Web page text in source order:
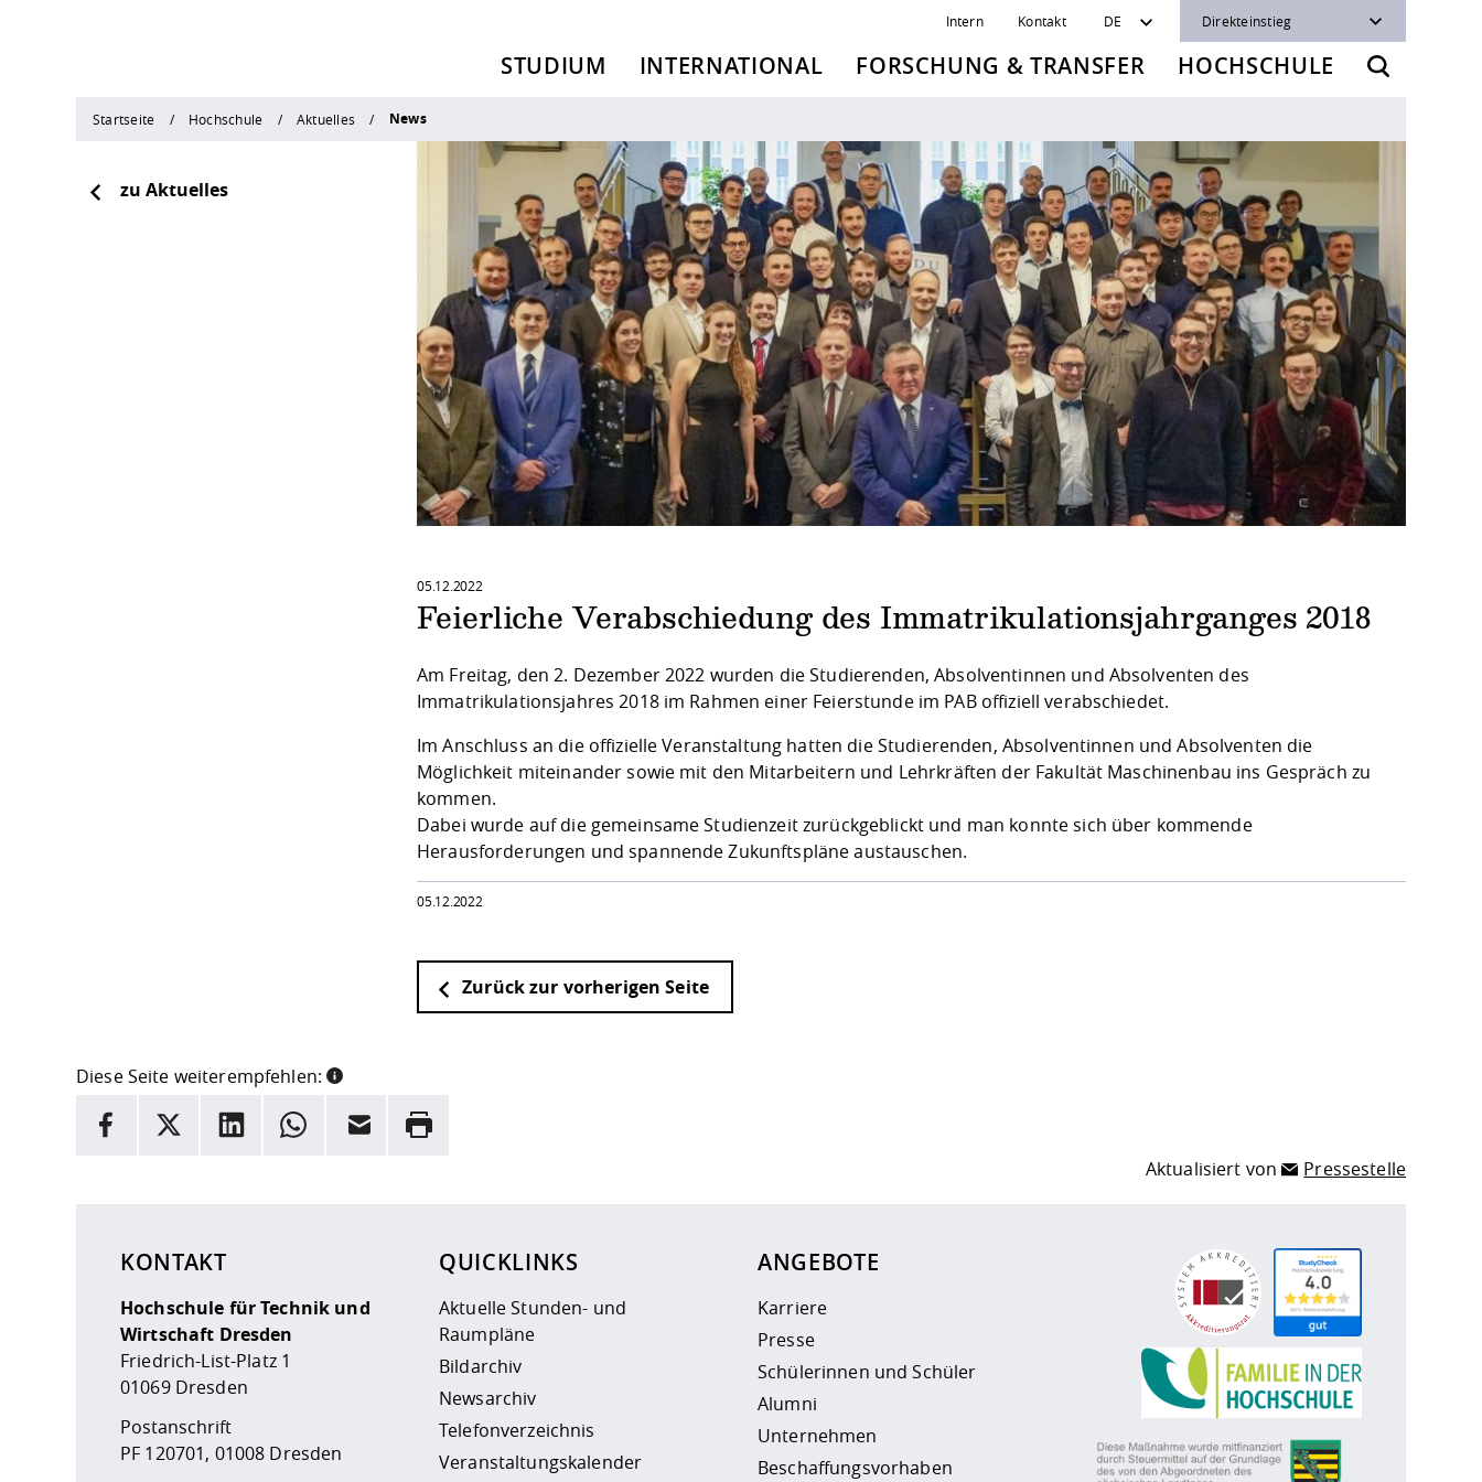
Intern Kontakt DE Direkteinstieg
STUDIUM INTERNATIONAL FORSCHUNG & TRANSFER HOCHSCHULE
Startseite Hochschule Aktuelles News
zu Aktuelles
05.12.2022
Feierliche Verabschiedung des Immatrikulationsjahrganges 2018
Am Freitag, den 2. Dezember 2022 wurden die Studierenden, Absolventinnen und Absolventen des
Immatrikulationsjahres 2018 im Rahmen einer Feierstunde im PAB offiziell verabschiedet.
Im Anschluss an die offizielle Veranstaltung hatten die Studierenden, Absolventinnen und Absolventen die
Möglichkeit miteinander sowie mit den Mitarbeitern und Lehrkräften der Fakultät Maschinenbau ins Gespräch zu
kommen.
Dabei wurde auf die gemeinsame Studienzeit zurückgeblickt und man konnte sich über kommende
Herausforderungen und spannende Zukunftspläne austauschen.
05.12.2022
Zurück zur vorherigen Seite
Diese Seite weiterempfehlen:
INFORMATION
Facebook
X LinkedInWhatsappE-Mail Drucken
Aktualisiert von Pressestelle
KONTAKT
Hochschule für Technik und
Wirtschaft Dresden
Friedrich-List-Platz 1
01069 Dresden
Postanschrift
PF 120701, 01008 Dresden
QUICKLINKS
Aktuelle Stunden- und
Raumpläne
Bildarchiv
Newsarchiv
Telefonverzeichnis
Veranstaltungskalender
ANGEBOTE
Karriere
Presse
Schülerinnen und Schüler
Alumni
Unternehmen
Beschaffungsvorhaben